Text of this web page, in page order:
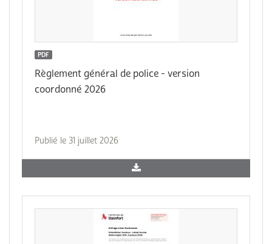
PDF
Règlement général de police - version
coordonné 2026
Publié le 31 juillet 2026